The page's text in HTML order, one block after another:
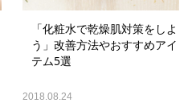
「化粧水で乾燥肌対策をしよ
う」改善方法やおすすめアイ
テム5選
2018.08.24